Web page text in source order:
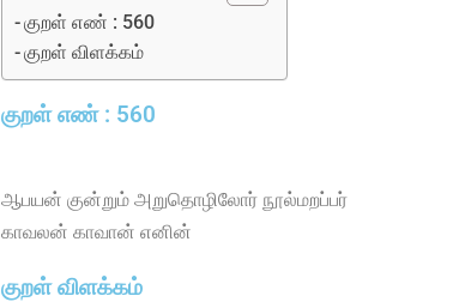
குறள் எண் : 560
குறள் விளக்கம்
குறள் எண் : 560
ஆபயன் குன்றும் அறுதொழிலோர் நூல்மறப்பர்
காவலன் காவான் எனின்
குறள் விளக்கம்